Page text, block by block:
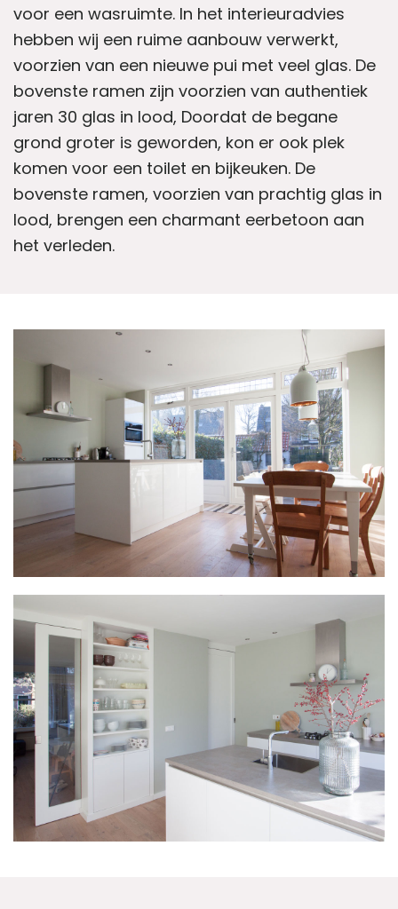
voor een wasruimte. In het interieuradvies
hebben wij een ruime aanbouw verwerkt,
voorzien van een nieuwe pui met veel glas. De
bovenste ramen zijn voorzien van authentiek
jaren 30 glas in lood, Doordat de begane
grond groter is geworden, kon er ook plek
komen voor een toilet en bijkeuken. De
bovenste ramen, voorzien van prachtig glas in
lood, brengen een charmant eerbetoon aan
het verleden.